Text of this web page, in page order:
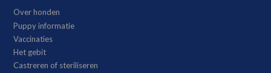
Over honden
Puppy informatie
Vaccinaties
Het gebit
Castreren of steriliseren